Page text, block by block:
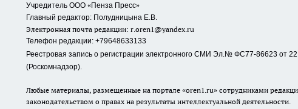
Учредитель ООО «Пенза Пресс»
Главный редактор: Полудницына Е.В.
Электронная почта редакции: r.oren1@yandex.ru
Телефон редакции: +79648633133
Реестровая запись о регистрации электронного СМИ Эл.№ ФС77-86623 от
(Роскомнадзор).
Любые материалы, размещенные на портале «oren1.ru» сотрудниками
законодательством о правах на результаты интеллектуальной деятельности.